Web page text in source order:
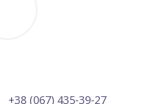
+38 (067) 435-39-27